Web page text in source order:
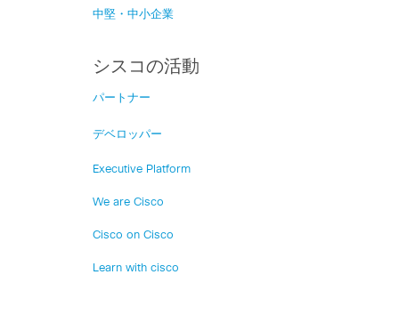
中堅・中小企業
シスコの活動
パートナー
デベロッパー
Executive Platform
We are Cisco
Cisco on Cisco
Learn with cisco